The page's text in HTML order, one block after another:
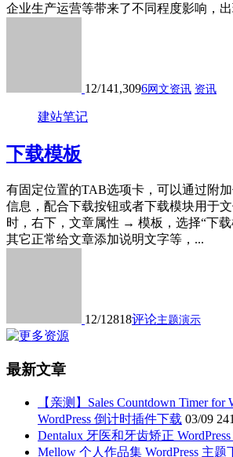
企业生产运营等带来了不同程度影响，
12/141,3096网文资讯 资讯
建站笔记
下载模板
有固定位置的TAB选项卡，可以通过附
信息，配合下载按钮或者下载模块用于
时，右下，文章属性 → 模板，选择“下载
其它正常给文章添加说明文字等，...
12/12818评论主题演示
最新文章
【亲测】Sales Countdown Timer for
WordPress 倒计时插件下载 03/09 241
Dentalux 牙医和牙齿矫正
Mellow 个人作品集 WordPress 主题